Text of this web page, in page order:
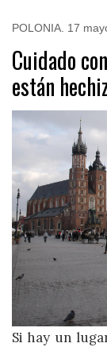
POLONIA. 17
Cuidado
están
Si hay un